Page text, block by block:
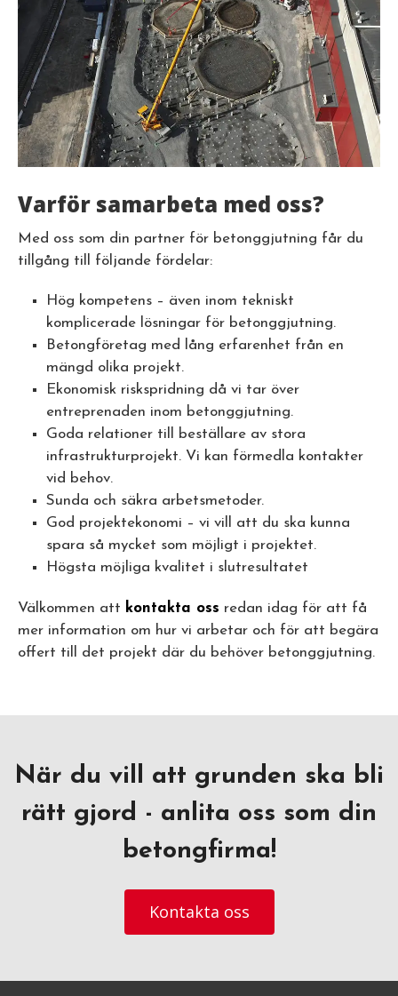
Varför samarbeta med oss?
Med oss som din partner för betonggjutning får du
tillgång till följande fördelar:
Hög kompetens – även inom tekniskt
komplicerade lösningar för betonggjutning.
Betongföretag med lång erfarenhet från en
mängd olika projekt.
Ekonomisk riskspridning då vi tar över
entreprenaden inom betonggjutning.
Goda relationer till beställare av stora
infrastrukturprojekt. Vi kan förmedla kontakter
vid behov.
Sunda och säkra arbetsmetoder.
God projektekonomi – vi vill att du ska kunna
spara så mycket som möjligt i projektet.
Högsta möjliga kvalitet i slutresultatet
Välkommen att kontakta oss redan idag för att få
mer information om hur vi arbetar och för att begära
offert till det projekt där du behöver betonggjutning.
När du vill att grunden ska bli
rätt gjord - anlita oss som din
betongfirma!
Kontakta oss